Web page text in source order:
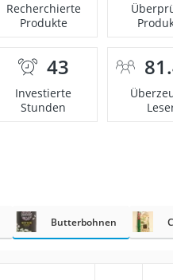
Recherchierte
Produkte
43
Investierte
Stunden
Butterbohnen